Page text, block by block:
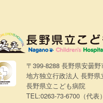
〒399-8288 長野県安曇
地方独立行政法人 長野県
長野県立こども病院
TEL:0263-73-6700（代表）